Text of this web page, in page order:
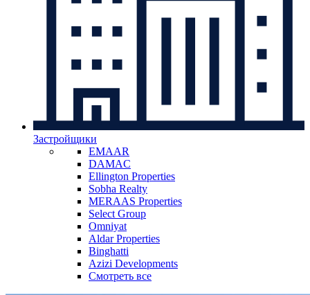
Застройщики
EMAAR
DAMAC
Ellington Properties
Sobha Realty
MERAAS Properties
Select Group
Omniyat
Aldar Properties
Binghatti
Azizi Developments
Смотреть все